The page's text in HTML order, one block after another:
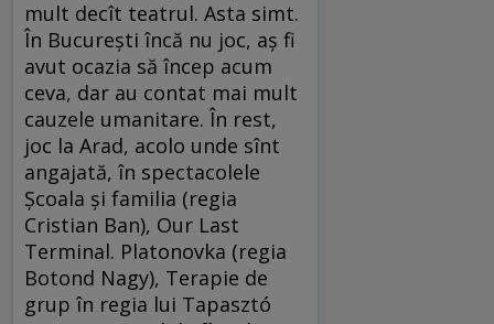
mult decît teatrul. Asta simt.
În București încă nu joc, aș fi
avut ocazia să încep acum
ceva, dar au contat mai mult
cauzele umanitare. În rest,
joc la Arad, acolo unde sînt
angajată, în spectacolele
Școala și familia (regia
Cristian Ban), Our Last
Terminal. Platonovka (regia
Botond Nagy), Terapie de
grup în regia lui Tapasztó